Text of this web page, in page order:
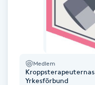
Friskvårdsmassage
Funktionsanalys
Medlem
Kroppsterapeuternas
Yrkesförbund